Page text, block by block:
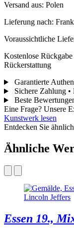
Versand aus: Polen
Lieferung nach:
Voraussichtliche
Kostenlose
Rückerstattung
Garantierte
Sichere Zahlung
Beste
Eine Frage? Unsere
Kunstwerk lesen
Entdecken Sie
Ähnliche
Essen 19.,